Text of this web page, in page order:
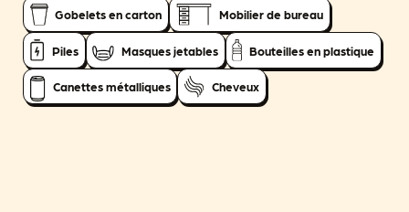
Gobelets en carton Mobilier de bureau
Piles Masques jetables Bouteilles en plastique
Canettes métalliques Cheveux